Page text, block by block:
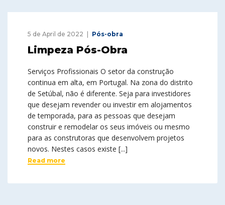
5 de April de 2022 Pós-obra
Limpeza Pós-Obra
Serviços Profissionais O setor da construção
continua em alta, em Portugal. Na zona do distrito
de Setúbal, não é diferente. Seja para investidores
que desejam revender ou investir em alojamentos
de temporada, para as pessoas que desejam
construir e remodelar os seus imóveis ou mesmo
para as construtoras que desenvolvem projetos
novos. Nestes casos existe [...]
Read more